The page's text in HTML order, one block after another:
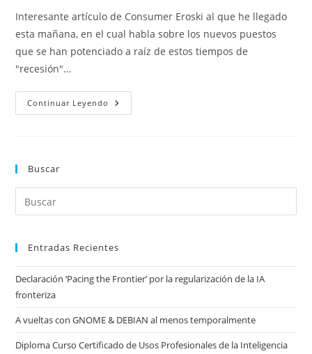
Estatal
(SEPE)
la
entrada:
Interesante artículo de Consumer Eroski al que he llegado
esta mañana, en el cual habla sobre los nuevos puestos
que se han potenciado a raíz de estos tiempos de
"recesión"…
Continuar Leyendo Profesiones
Más
Buscar
Entradas Recientes
Declaración ‘Pacing the Frontier’ por la regularización de la IA
fronteriza
A vueltas con GNOME & DEBIAN al menos temporalmente
Diploma Curso Certificado de Usos Profesionales de la Inteligencia